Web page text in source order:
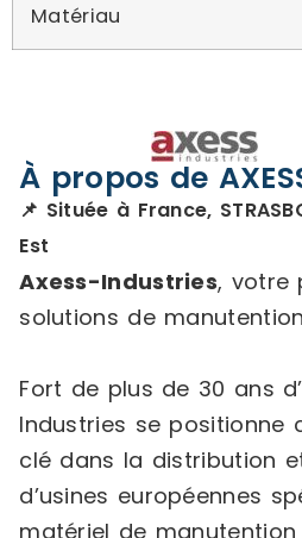
Matériau
À propos de
📌 Située à France,
Est
Axess-Industries, votre
solutions de
Fort de plus de 30 ans
Industries se positionne
clé dans la distribution
d’usines européennes
matériel de